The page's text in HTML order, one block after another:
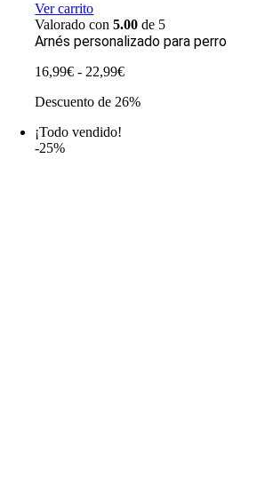
Ver carrito
Valorado con5.00 de 5
Arnés personalizado para perro
16,99€ - 22,99€Rango
precios:
Descuento de 26%
¡Todo vendido!
-25%